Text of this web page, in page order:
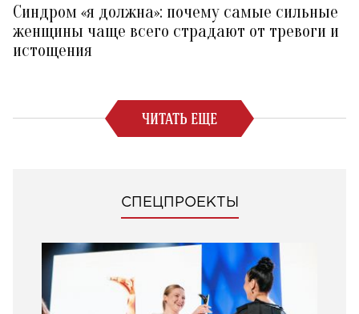
Синдром «я должна»: почему самые сильные
женщины чаще всего страдают от тревоги и
истощения
ЧИТАТЬ ЕЩЕ
СПЕЦПРОЕКТЫ